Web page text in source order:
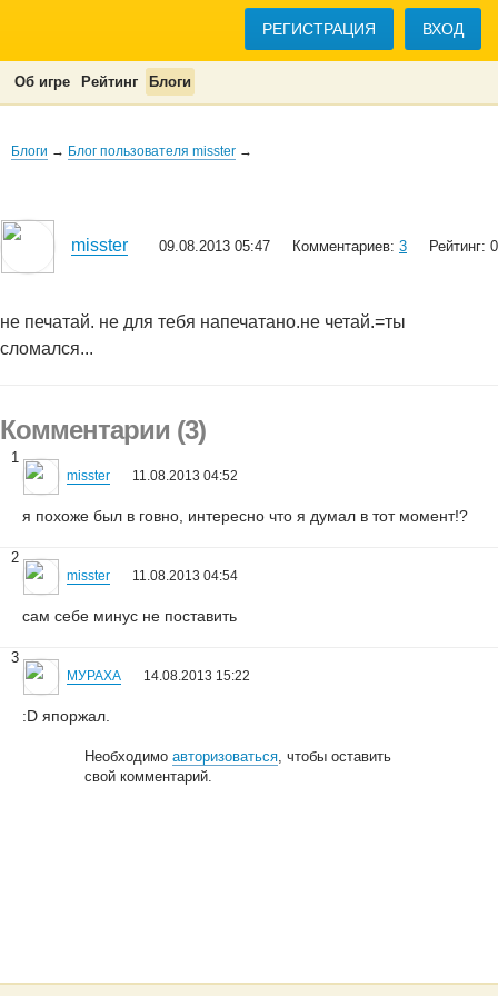
РЕГИСТРАЦИЯ ВХОД
Об игре Рейтинг Блоги
Блоги → Блог пользователя misster →
misster 09.08.2013 05:47 Комментариев: 3 Рейтинг: 0
не печатай. не для тебя напечатано.не четай.=ты
сломался...
Комментарии (3)
1
misster 11.08.2013 04:52
я похоже был в говно, интересно что я думал в тот момент!?
2
misster 11.08.2013 04:54
сам себе минус не поставить
3
МУРАХА 14.08.2013 15:22
:D япоржал.
Необходимоавторизоваться, чтобы оставить
свой комментарий.